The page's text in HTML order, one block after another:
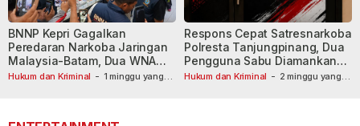
Hukum dan Kriminal - 1 minggu yang
BNNP Kepri Gagalkan
Peredaran Narkoba Jaringan
Malaysia-Batam, Dua WNA
Masih Diburu
Hukum dan Kriminal - 2 minggu yang
Respons Cepat Satresnarkoba
Polresta Tanjungpinang, Dua
Pengguna Sabu Diamankan
Usai Dilaporkan ke Call Center